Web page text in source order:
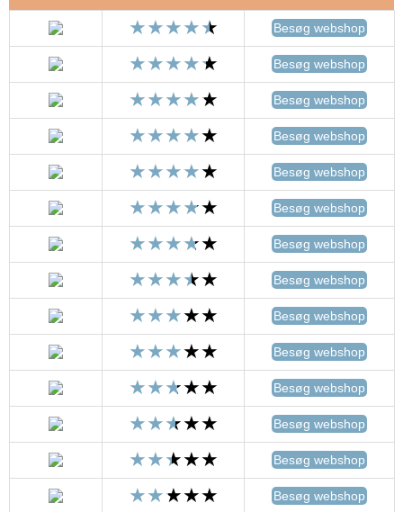
Besøg webshop
Besøg webshop
Besøg webshop
Besøg webshop
Besøg webshop
Besøg webshop
Besøg webshop
Besøg webshop
Besøg webshop
Besøg webshop
Besøg webshop
Besøg webshop
Besøg webshop
Besøg webshop